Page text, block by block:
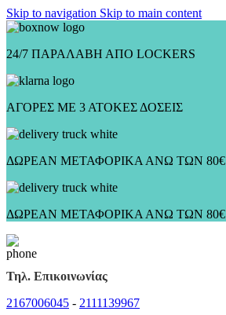
Skip to navigation Skip to main content
24/7 ΠΑΡΑΛΑΒΗ ΑΠΟ LOCKERS
ΑΓΟΡΕΣ ΜΕ 3 ΑΤΟΚΕΣ ΔΟΣΕΙΣ
ΔΩΡΕΑΝ ΜΕΤΑΦΟΡΙΚΑ ΑΝΩ ΤΩΝ 80€
ΔΩΡΕΑΝ ΜΕΤΑΦΟΡΙΚΑ ΑΝΩ ΤΩΝ 80€
Τηλ. Επικοινωνίας
2167006045 - 2111139967